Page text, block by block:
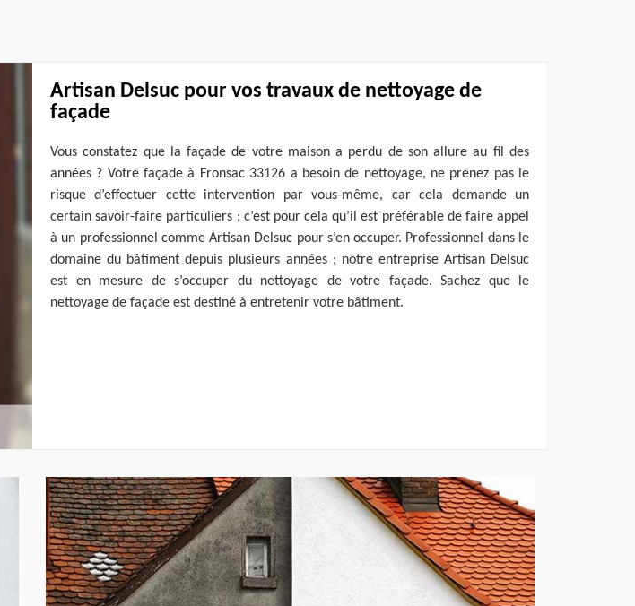
Artisan Delsuc pour vos travaux de nettoyage de
façade
Vous constatez que la façade de votre maison a perdu de son allure au fil des
années ? Votre façade à Fronsac 33126 a besoin de nettoyage, ne prenez pas le
risque d’effectuer cette intervention par vous-même, car cela demande un
certain savoir-faire particuliers ; c’est pour cela qu’il est préférable de faire appel
à un professionnel comme Artisan Delsuc pour s’en occuper. Professionnel dans le
domaine du bâtiment depuis plusieurs années ; notre entreprise Artisan Delsuc
est en mesure de s’occuper du nettoyage de votre façade. Sachez que le
nettoyage de façade est destiné à entretenir votre bâtiment.